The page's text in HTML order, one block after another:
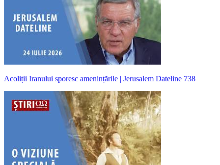
Acoliții Iranului sporesc amenințările | Jerusalem Dateline 738